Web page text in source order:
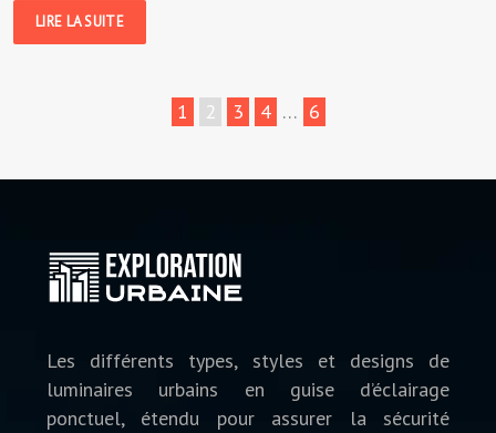
LIRE LA SUITE
1 2 3 4 … 6
Les différents types, styles et designs de
luminaires urbains en guise d’éclairage
ponctuel, étendu pour assurer la sécurité